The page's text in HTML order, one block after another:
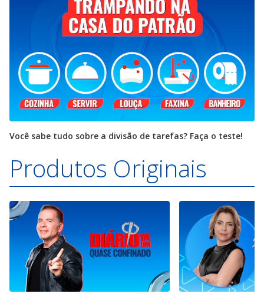
Você sabe tudo sobre a divisão de tarefas? Faça o teste!
Produtos Originais